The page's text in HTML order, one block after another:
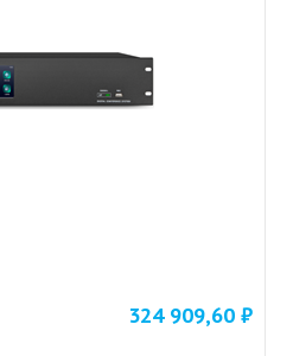
324 909,60 ₽